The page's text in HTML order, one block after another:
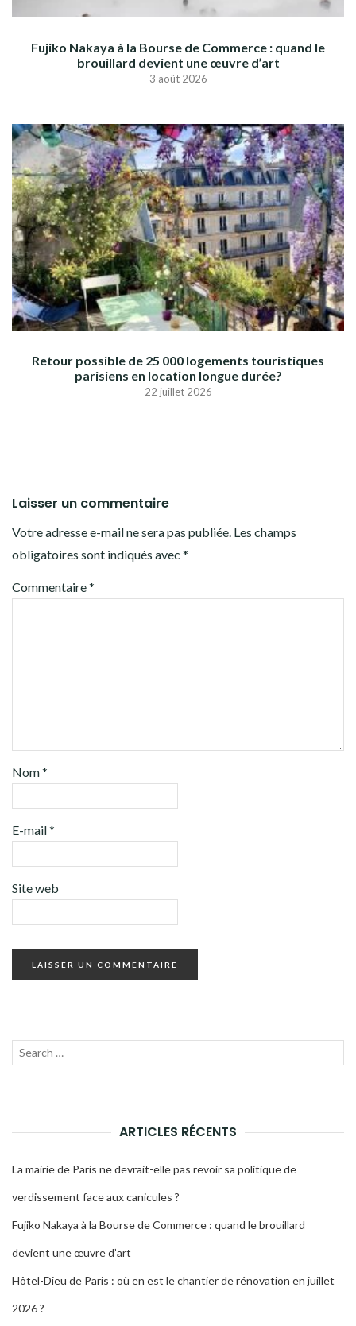
Fujiko Nakaya à la Bourse de Commerce : quand le
brouillard devient une œuvre d’art
3 août 2026
Retour possible de 25 000 logements touristiques
parisiens en location longue durée?
22 juillet 2026
Laisser un commentaire
Votre adresse e-mail ne sera pas publiée. Les champs
obligatoires sont indiqués avec *
Commentaire*
Nom*
E-mail*
Site web
Recherche
ARTICLES RÉCENTS
La mairie de Paris ne devrait-elle pas revoir sa politique de
verdissement face aux canicules ?
Fujiko Nakaya à la Bourse de Commerce : quand le brouillard
devient une œuvre d’art
Hôtel-Dieu de Paris : où en est le chantier de rénovation en juillet
2026 ?